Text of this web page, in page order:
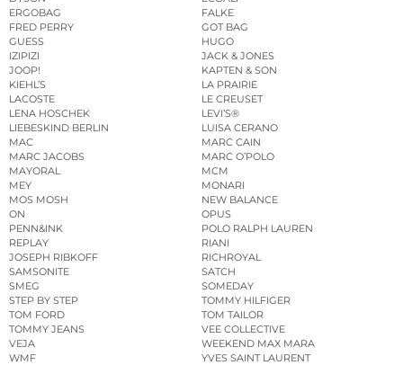
ERGOBAG
FALKE
FRED PERRY
GOT BAG
GUESS
HUGO
IZIPIZI
JACK & JONES
JOOP!
KAPTEN & SON
KIEHL’S
LA PRAIRIE
LACOSTE
LE CREUSET
LENA HOSCHEK
LEVI’S®
LIEBESKIND BERLIN
LUISA CERANO
MAC
MARC CAIN
MARC JACOBS
MARC O’POLO
MAYORAL
MCM
MEY
MONARI
MOS MOSH
NEW BALANCE
ON
OPUS
PENN&INK
POLO RALPH LAUREN
REPLAY
RIANI
JOSEPH RIBKOFF
RICHROYAL
SAMSONITE
SATCH
SMEG
SOMEDAY
STEP BY STEP
TOMMY HILFIGER
TOM FORD
TOM TAILOR
TOMMY JEANS
VEE COLLECTIVE
VEJA
WEEKEND MAX MARA
WMF
YVES SAINT LAURENT